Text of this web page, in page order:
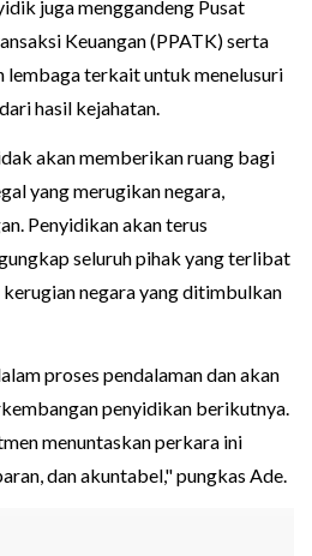
juga menggandeng Pusat
Keuangan (PPATK) serta
lembaga terkait untuk menelusuri
hasil kejahatan.
akan memberikan ruang bagi
yang merugikan negara,
Penyidikan akan terus
seluruh pihak yang terlibat
negara yang ditimbulkan
proses pendalaman dan akan
penyidikan berikutnya.
menuntaskan perkara ini
dan akuntabel," pungkas Ade.